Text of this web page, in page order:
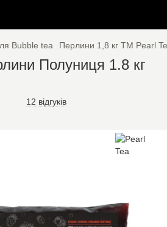
Bubble tea Перлини 1,8 кг ТМ Pearl
Полуниця 1.8 кг
12 відгуків